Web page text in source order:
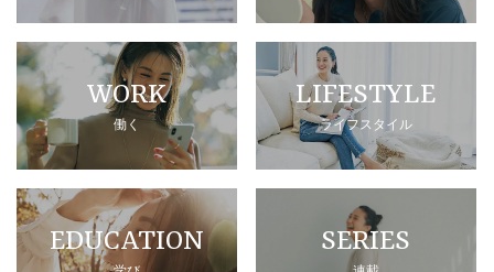
WORK
働く
LIFESTYLE
ライフスタイル
EDUCATION SERIES